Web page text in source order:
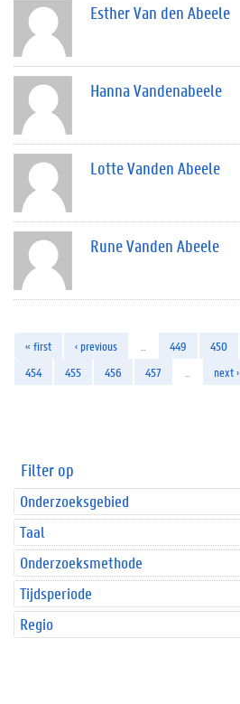
Esther Van den Abeele
Hanna Vandenabeele
Lotte Vanden Abeele
Rune Vanden Abeele
« first ‹ previous 449 450
454
455 456 457 next ›
Filter op
Onderzoeksgebied
Taal
Onderzoeksmethode
Tijdsperiode
Regio